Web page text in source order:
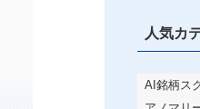
人気カ
AI銘柄ス